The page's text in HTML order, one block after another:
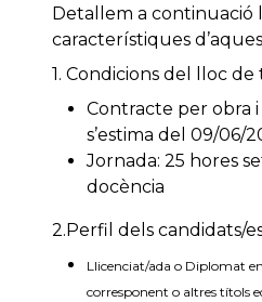
Detallem a continuació
característiques
1. Condicions del lloc de
Contracte per obra
s’estima del 09/06/
Jornada: 25 hores
docència
2.Perfil dels candidats/
Llicenciat/ada o Diplomat
corresponent o altres títols